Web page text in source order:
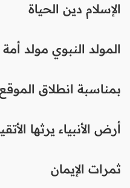
الإسلام دين الحياة
المولد النبوي مولد
بمناسبة انطلاق الموقع
أرض الأنبياء يرثها
ثمرات الإيمان